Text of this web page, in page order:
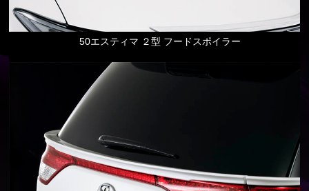
50エスティマ ２型 フードスポイラー